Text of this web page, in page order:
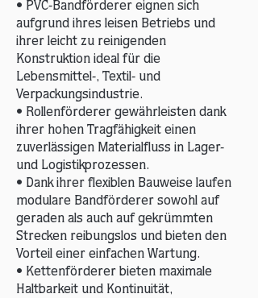
• PVC-Bandförderer eignen sich
aufgrund ihres leisen Betriebs und
ihrer leicht zu reinigenden
Konstruktion ideal für die
Lebensmittel-, Textil- und
Verpackungsindustrie.
• Rollenförderer gewährleisten dank
ihrer hohen Tragfähigkeit einen
zuverlässigen Materialfluss in Lager-
und Logistikprozessen.
• Dank ihrer flexiblen Bauweise laufen
modulare Bandförderer sowohl auf
geraden als auch auf gekrümmten
Strecken reibungslos und bieten den
Vorteil einer einfachen Wartung.
• Kettenförderer bieten maximale
Haltbarkeit und Kontinuität,